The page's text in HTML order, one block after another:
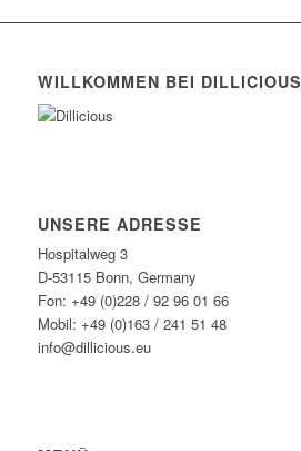
WILLKOMMEN BEI DILLICIOUS
UNSERE ADRESSE
Hospitalweg 3
D-53115 Bonn, Germany
Fon: +49 (0)228 / 92 96 01 66
Mobil: +49 (0)163 / 241 51 48
info@dillicious.eu